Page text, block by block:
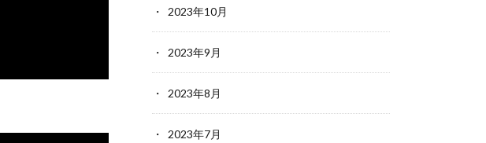
2023年10月
2023年9月
2023年8月
2023年7月